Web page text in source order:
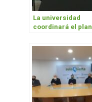
La universidad
coordinará el plan
Hurlingham